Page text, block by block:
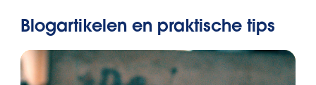
Blogartikelen en praktische tips